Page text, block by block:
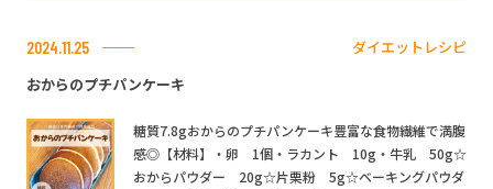
2024.11.25
ダイエットレシピ
おからのプチパンケーキ
糖質7.8gおからのプチパンケーキ豊富な食物繊維で満腹
感◎【材料】・卵 1個・ラカント 10g・牛乳 50g☆
おからパウダー 20g☆片栗粉 5g☆ベーキングパウダ